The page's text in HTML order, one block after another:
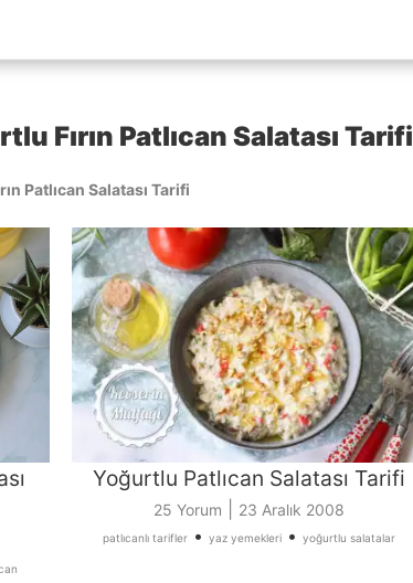
Fırın Patlıcan Salatası Tarifi
Patlıcan Salatası Tarifi
Yoğurtlu Patlıcan Salatası Tarifi
25 Yorum 23 Aralık 2008
patlıcanlı tarifler• yaz yemekleri• yoğurtlu salatalar